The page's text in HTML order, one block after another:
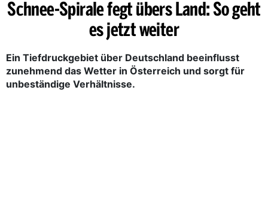
Schnee-Spirale fegt übers Land: So geht
es jetzt weiter
Ein Tiefdruckgebiet über Deutschland beeinflusst
zunehmend das Wetter in Österreich und sorgt für
unbeständige Verhältnisse.